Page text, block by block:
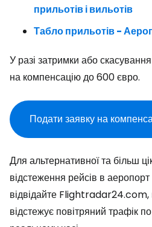
прильотів і вильотів
Табло прильотів -
У разі затримки або
на компенсацію до 600 євро.
Подати заявку на
Для альтернативної та більш
відстеження рейсів в
відвідайте Flightradar24.com,
відстежує повітряний трафік